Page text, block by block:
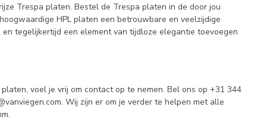
Trespa platen. Bestel de Trespa platen in de door jou
HPL platen een betrouwbare en veelzijdige
tegelijkertijd een element van tijdloze elegantie toevoegen
voel je vrij om contact op te nemen. Bel ons op +31 344
. Wij zijn er om je verder te helpen met alle